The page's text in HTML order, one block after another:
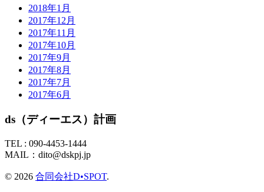
2018年1月
2017年12月
2017年11月
2017年10月
2017年9月
2017年8月
2017年7月
2017年6月
ds（ディーエス）計画
TEL : 090-4453-1444
MAIL： dito@dskpj.jp
© 2026 合同会社D•SPOT.